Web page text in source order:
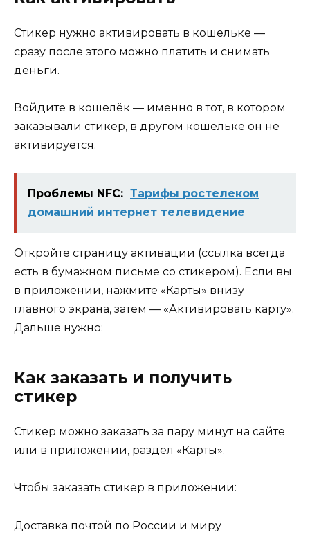
Стикер нужно активировать в кошельке —
сразу после этого можно платить и снимать
деньги.
Войдите в кошелёк — именно в тот, в котором
заказывали стикер, в другом кошельке он не
активируется.
Проблемы NFC: Тарифы ростелеком
домашний интернет телевидение
Откройте страницу активации (ссылка всегда
есть в бумажном письме со стикером). Если вы
в приложении, нажмите «Карты» внизу
главного экрана, затем — «Активировать карту».
Дальше нужно:
Как заказать и получить
стикер
Стикер можно заказать за пару минут на сайте
или в приложении, раздел «Карты».
Чтобы заказать стикер в приложении:
Доставка почтой по России и миру